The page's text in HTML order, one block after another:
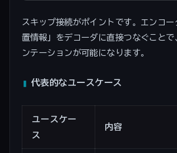
スキップ接続がポイントです。エンコー
置情報」をデコーダに直接つなぐことで
ンテーションが可能になります。
代表的なユースケース
ユースケー
ス
内容